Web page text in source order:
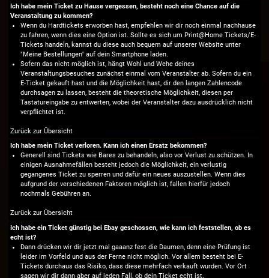
Ich habe mein Ticket zu Hause vergessen, besteht noch eine Chance auf die
Veranstaltung zu kommen?
Wenn du Hardtickets erworben hast, empfehlen wir dir noch einmal nachhause
zu fahren, wenn dies eine Option ist. Sollte es sich um Print@Home Tickets/E-
Tickets handeln, kannst du diese auch bequem auf unserer Website unter
"Meine Bestellungen" auf dein Smartphone laden.
Sofern das nicht möglich ist, hängt Wohl und Wehe deines
Veranstaltungsbesuches zunächst einmal vom Veranstalter ab. Sofern du ein
E-Ticket gekauft hast und die Möglichkeit hast, dir den langen Zahlencode
durchsagen zu lassen, besteht die theoretische Möglichkeit, diesen per
Tastatureingabe zu entwerten, wobei der Veranstalter dazu ausdrücklich nicht
verpflichtet ist.
Zurück zur Übersicht
Ich habe mein Ticket verloren. Kann ich einen Ersatz bekommen?
Generell sind Tickets wie Bares zu behandeln, also vor Verlust zu schützen. In
einigen Ausnahmefällen besteht jedoch die Möglichkeit, ein verlustig
gegangenes Ticket zu sperren und dafür ein neues auszustellen. Wenn dies
aufgrund der verschiedenen Faktoren möglich ist, fallen hierfür jedoch
nochmals Gebühren an.
Zurück zur Übersicht
Ich habe ein Ticket günstig bei Ebay geschossen, wie kann ich feststellen, ob es
echt ist?
Dann drücken wir dir jetzt mal gaaanz fest die Daumen, denn eine Prüfung ist
leider im Vorfeld und aus der Ferne nicht möglich. Vor allem besteht bei E-
Tickets durchaus das Risiko, dass diese mehrfach verkauft wurden. Vor Ort
sagen wir dir dann aber auf jeden Fall, ob dein Ticket echt ist.